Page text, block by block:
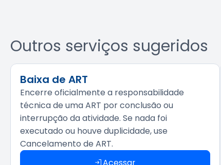
#CAT #profissional
Atualizado em 28 de maio de 2026
Outros serviços sugeridos
Baixa de ART
Encerre oficialmente a responsabilidade
técnica de uma ART por conclusão ou
interrupção da atividade. Se nada foi
executado ou houve duplicidade, use
Cancelamento de ART.
Acessar